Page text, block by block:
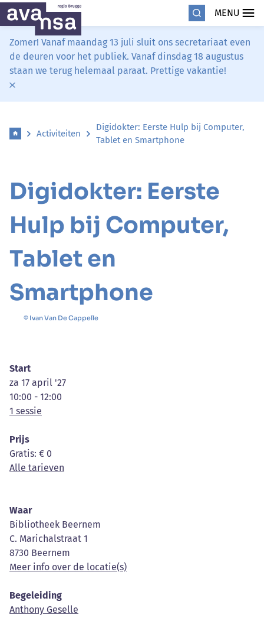
MENU
Zomer! Vanaf maandag 13 juli sluit ons secretariaat even
de deuren voor het publiek. Vanaf dinsdag 18 augustus
staan we terug helemaal paraat. Prettige vakantie!
Activiteiten
Digidokter: Eerste Hulp bij Computer,
Tablet en Smartphone
Digidokter: Eerste
Hulp bij Computer,
Tablet en
Smartphone
© Ivan Van De Cappelle
Start
za 17 april '27
10:00 - 12:00
1 sessie
Prijs
Gratis: € 0
Alle tarieven
Waar
Bibliotheek Beernem
C. Marichalstraat 1
8730 Beernem
Meer info over de locatie(s)
Begeleiding
Anthony Geselle